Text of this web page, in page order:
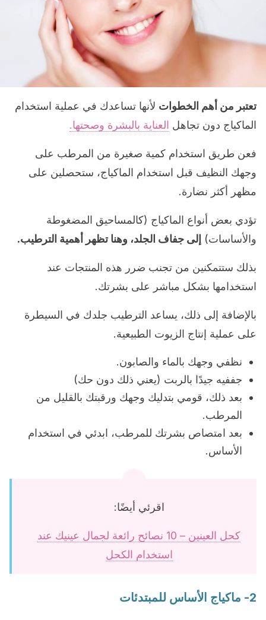
تعتبر من أهم الخطوات لأنها تساعدك في عملية استخدام
الماكياج دون تجاهل العناية بالبشرة وصحتها.
فعن طريق استخدام كمية صغيرة من المرطب على
وجهك النظيف قبل استخدام الماكياج، ستحصلين على
مظهر أكثر نضارة.
تؤدي بعض أنواع الماكياج (كالمساحيق المضغوطة
والأساسات) إلى جفاف الجلد، وهنا تظهر أهمية الترطيب.
بذلك ستتمكنين من تجنب ضرر هذه المنتجات عند
استخدامها بشكل مباشر على بشرتك.
بالإضافة إلى ذلك، يساعد الترطيب جلدك في السيطرة
على عملية إنتاج الزيوت الطبيعية.
نظفي وجهك بالماء والصابون.
جففيه جيدًا بالربت (يعني ذلك دون حك)
بعد ذلك، قومي بتدليك وجهك ورقبتك بالقليل من
المرطب.
بعد امتصاص بشرتك للمرطب، ابدئي في استخدام
الأساس.
اقرئي أيضًا:
كحل العينين – 10 نصائح رائعة لجمال عينيك عند
استخدام الكحل
2- ماكياج الأساس للمبتدئات